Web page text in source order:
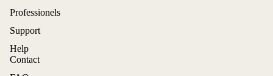
Professionels
Support
Help
Contact